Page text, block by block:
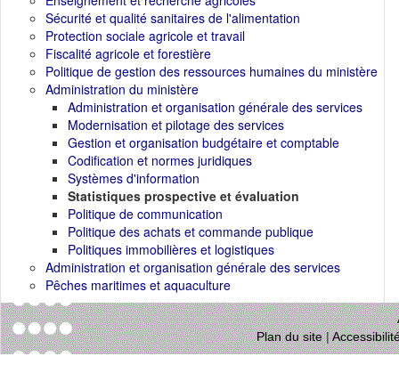
Sécurité et qualité sanitaires de l'alimentation
Protection sociale agricole et travail
Fiscalité agricole et forestière
Politique de gestion des ressources humaines du ministère
Administration du ministère
Administration et organisation générale des services
Modernisation et pilotage des services
Gestion et organisation budgétaire et comptable
Codification et normes juridiques
Systèmes d'information
Statistiques prospective et évaluation
Politique de communication
Politique des achats et commande publique
Politiques immobilières et logistiques
Administration et organisation générale des services
Pêches maritimes et aquaculture
Plan du site|